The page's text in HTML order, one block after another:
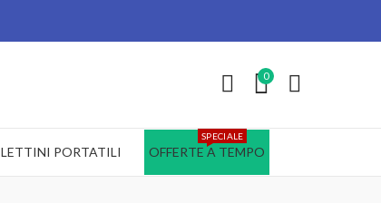
0
LETTINI PORTATILI OFFERTE A TEMPO
SPECIALE